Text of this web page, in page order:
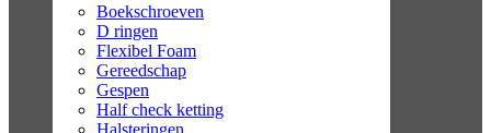
Boekschroeven
D ringen
Flexibel Foam
Gereedschap
Gespen
Half check ketting
Halsteringen